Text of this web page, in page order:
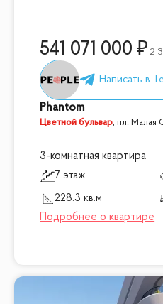
541 071 000 2
Phantom
Цветной бульвар,пл. Малая
3-комнатная квартира
7 этаж
228.3 кв.м